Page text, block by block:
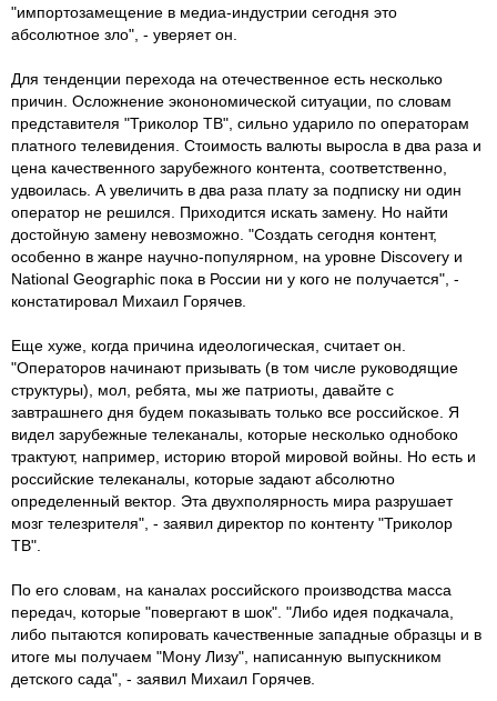
"импортозамещение в медиа-индустрии сегодня это
абсолютное зло", - уверяет он.
Для тенденции перехода на отечественное есть несколько
причин. Осложнение эконономической ситуации, по словам
представителя "Триколор ТВ", сильно ударило по операторам
платного телевидения. Стоимость валюты выросла в два раза и
цена качественного зарубежного контента, соответственно,
удвоилась. А увеличить в два раза плату за подписку ни один
оператор не решился. Приходится искать замену. Но найти
достойную замену невозможно. "Создать сегодня контент,
особенно в жанре научно-популярном, на уровне Discovery и
National Geographic пока в России ни у кого не получается", -
констатировал Михаил Горячев.
Еще хуже, когда причина идеологическая, считает он.
"Операторов начинают призывать (в том числе руководящие
структуры), мол, ребята, мы же патриоты, давайте с
завтрашнего дня будем показывать только все российское. Я
видел зарубежные телеканалы, которые несколько однобоко
трактуют, например, историю второй мировой войны. Но есть и
российские телеканалы, которые задают абсолютно
определенный вектор. Эта двухполярность мира разрушает
мозг телезрителя", - заявил директор по контенту "Триколор
ТВ".
По его словам, на каналах российского производства масса
передач, которые "повергают в шок". "Либо идея подкачала,
либо пытаются копировать качественные западные образцы и в
итоге мы получаем "Мону Лизу", написанную выпускником
детского сада", - заявил Михаил Горячев.